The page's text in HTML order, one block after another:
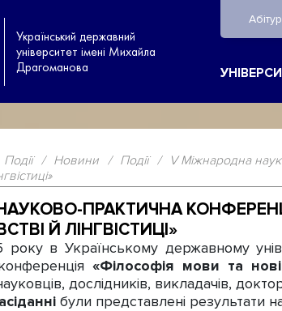
Український державний
університет імені Михайла
Драгоманова
Події / Новини / Події /
V Міжнародна
ПРАКТИЧНА
Й ЛІНГВІСТИЦІ»
в Українському державному
«Філософія мови та нові
дослідників, викладачів,
були представлені результати